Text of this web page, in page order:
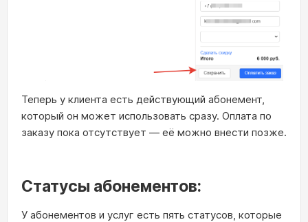
Теперь у клиента есть действующий абонемент,
который он может использовать сразу. Оплата по
заказу пока отсутствует — её можно внести позже.
Статусы абонементов:
У абонементов и услуг есть пять статусов, которые